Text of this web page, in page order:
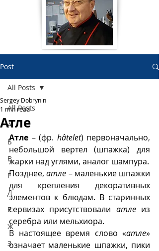
Post
All Posts
А
Б
В
Г
Д
Е
Ж
З
All Posts
Атле
Sergey Dobrynin
1 min read
Атле – (фр. hâtelet) первоначально,
небольшой вертел (шпажка) для
Позднее, атле – маленькие шпажки
для крепления декоративных
элементов к блюдам. В старинных
сервизах присутствовали атле из
серебра или мельхиора.
В настоящее время слово «атле»
означает маленькие шпажки, пики